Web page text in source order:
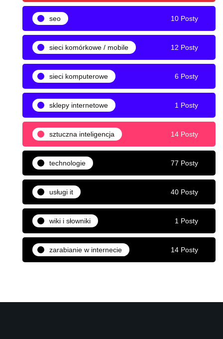
seo 10 Posty
sieci komórkowe / mobile 12 Posty
sieci komputerowe 6 Posty
sklepy internetowe 1 Posty
sztuczna inteligencja 14 Posty
technologie 77 Posty
usługi it 40 Posty
wiki i słowniki 1 Posty
zarabianie w internecie 14 Posty